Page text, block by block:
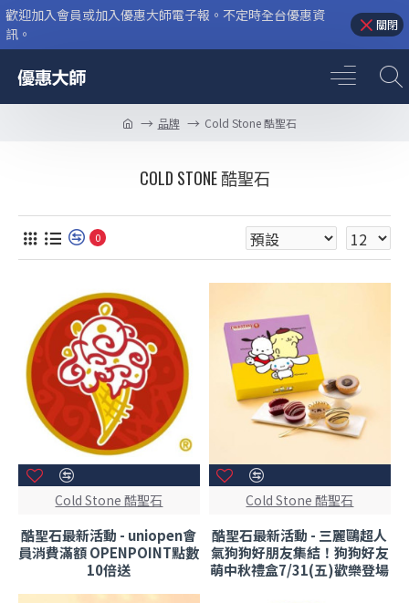
歡迎加入會員或加入優惠大師電子報。不定時全台優惠資
訊。
關閉
品牌 Cold Stone 酷聖石
COLD STONE 酷聖石
0
Cold Stone 酷聖石
酷聖石最新活動 - uniopen會
員消費滿額 OPENPOINT點數
10倍送
Cold Stone 酷聖石
酷聖石最新活動 - 三麗鷗超人
氣狗狗好朋友集結！狗狗好友
萌中秋禮盒7/31(五)歡樂登場